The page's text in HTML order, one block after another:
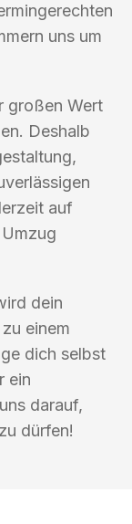
uns um
großen Wert
Deshalb
auf
dein
einem
dich selbst
ein
darauf,
dürfen!